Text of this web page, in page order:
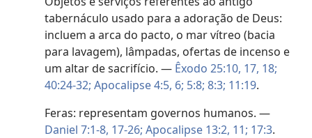
tabernáculo usado para a adoração de Deus:
incluem a arca do pacto, o mar vítreo (bacia
para lavagem), lâmpadas, ofertas de incenso e
um altar de sacrifício. — Êxodo 25:10, 17, 18;
40:24-32; Apocalipse 4:5, 6; 5:8; 8:3; 11:19.
Feras: representam governos humanos. —
Daniel 7:1-8, 17-26; Apocalipse 13:2, 11; 17:3.